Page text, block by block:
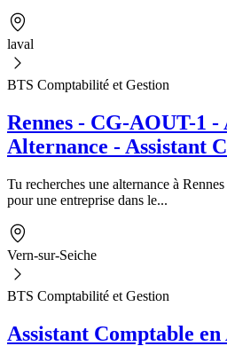
laval
BTS Comptabilité et Gestion
Rennes - CG-AOUT-1
Alternance - Assistant
Tu recherches une alternance à
pour une entreprise dans le...
Vern-sur-Seiche
BTS Comptabilité et Gestion
Assistant Comptable